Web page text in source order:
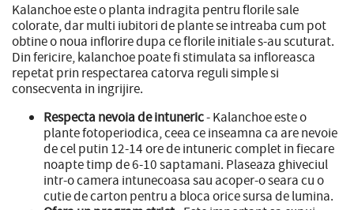
Kalanchoe este o planta indragita pentru florile sale
colorate, dar multi iubitori de plante se intreaba cum pot
obtine o noua inflorire dupa ce florile initiale s-au scuturat.
Din fericire, kalanchoe poate fi stimulata sa infloreasca
repetat prin respectarea catorva reguli simple si
consecventa in ingrijire.
Respecta nevoia de intuneric- Kalanchoe este o
plante fotoperiodica, ceea ce inseamna ca are nevoie
de cel putin 12-14 ore de intuneric complet in fiecare
noapte timp de 6-10 saptamani. Plaseaza ghiveciul
intr-o camera intunecoasa sau acoper-o seara cu o
cutie de carton pentru a bloca orice sursa de lumina.